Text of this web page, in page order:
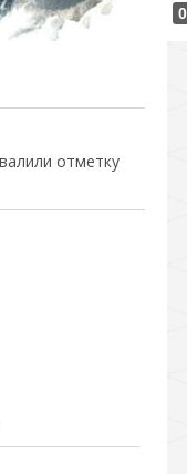
отметку